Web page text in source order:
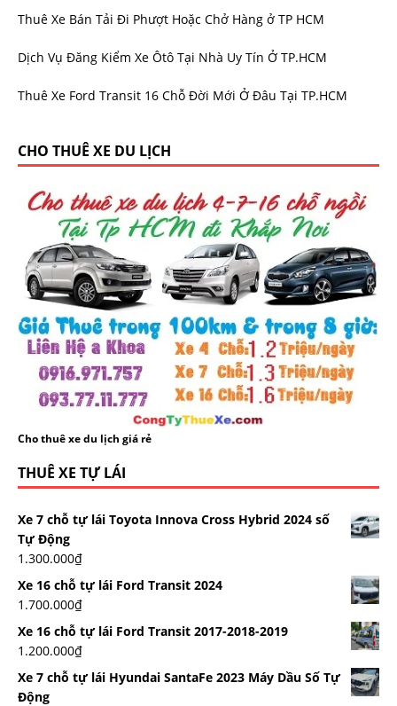
Thuê Xe Bán Tải Đi Phượt Hoặc Chở Hàng ở TP HCM
Dịch Vụ Đăng Kiểm Xe Ôtô Tại Nhà Uy Tín Ở TP.HCM
Thuê Xe Ford Transit 16 Chỗ Đời Mới Ở Đâu Tại TP.HCM
CHO THUÊ XE DU LỊCH
Cho thuê xe du lịch giá rẻ
THUÊ XE TỰ LÁI
Xe 7 chỗ tự lái Toyota Innova Cross Hybrid 2024 số
Tự Động
1.300.000₫
Xe 16 chỗ tự lái Ford Transit 2024
1.700.000₫
Xe 16 chỗ tự lái Ford Transit 2017-2018-2019
1.200.000₫
Xe 7 chỗ tự lái Hyundai SantaFe 2023 Máy Dầu Số Tự
Động